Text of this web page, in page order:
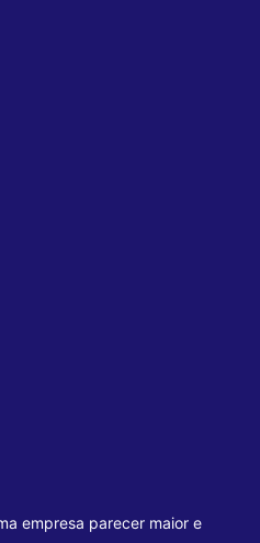
empresa parecer maior e